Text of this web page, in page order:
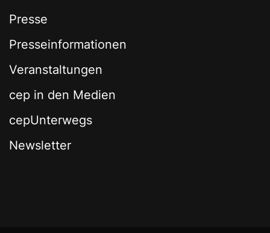
Presse
Presseinformationen
Veranstaltungen
cep in den Medien
cepUnterwegs
Newsletter